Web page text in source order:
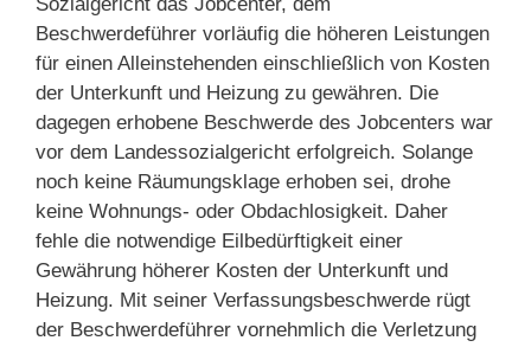
Beschwerdeführer vorläufig die höheren Leistungen
für einen Alleinstehenden einschließlich von Kosten
der Unterkunft und Heizung zu gewähren. Die
dagegen erhobene Beschwerde des Jobcenters war
vor dem Landessozialgericht erfolgreich. Solange
noch keine Räumungsklage erhoben sei, drohe
keine Wohnungs- oder Obdachlosigkeit. Daher
fehle die notwendige Eilbedürftigkeit einer
Gewährung höherer Kosten der Unterkunft und
Heizung. Mit seiner Verfassungsbeschwerde rügt
der Beschwerdeführer vornehmlich die Verletzung